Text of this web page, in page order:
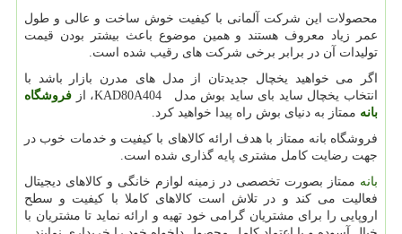
محصولات این شرکت آلمانی با کیفیت خوش ساخت و عالی و طول
عمر زیاد معروف هستند و همین موضوع باعث بیشتر بودن قیمت
تولیدات آن در برابر برخی شرکت های رقیب شده است.
اگر می خواهید یخچال جدیدتان از مدل های مدرن بازار باشد با
انتخاب یخچال ساید بای ساید بوش مدل
KAD80A404، از فروشگاه
بانه ممتاز به دنیای بوش راه پیدا خواهید کرد.
فروشگاه بانه ممتاز با هدف ارائه کالاهای با کیفیت و خدمات خوب در
جهت رضایت کامل مشتری پایه گذاری شده است.
بانه ممتاز بصورت تخصصی در زمینه لوازم خانگی و کالاهای دیجیتال
فعالیت می کند و در تلاش است کالاهای کاملا با کیفیت و سطح
اروپایی را برای مشتریان گرامی خود تهیه و ارائه نماید تا مشتریان با